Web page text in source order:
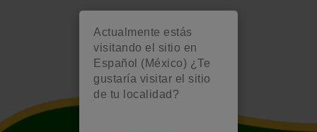
Actualmente estás
visitando el sitio en
Español (México) ¿Te
gustaría visitar el sitio
de tu localidad?